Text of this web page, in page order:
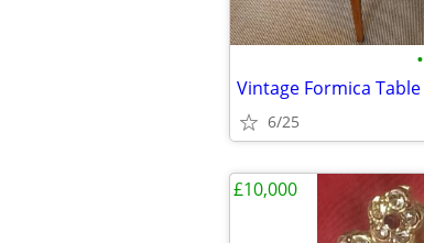
•
Vintage Formica Table
6/25
£10,000